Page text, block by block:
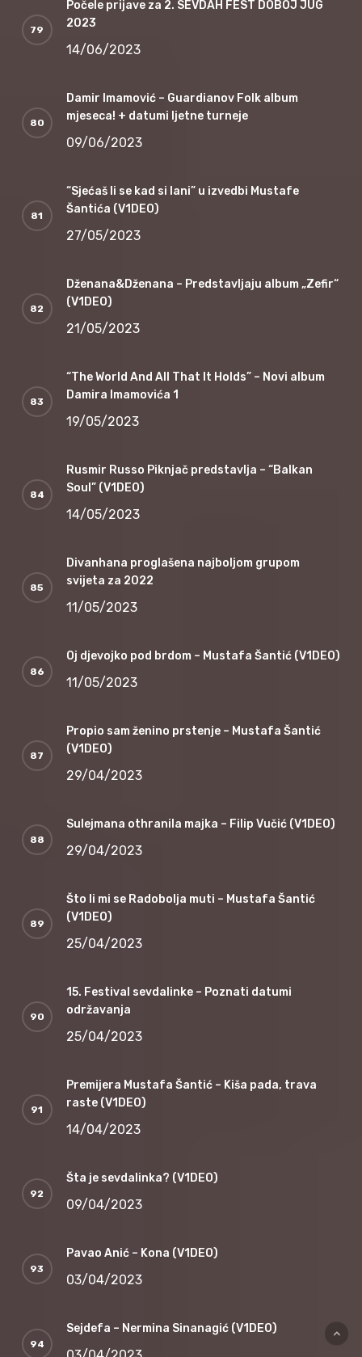
Počele prijave za 2. SEVDAH FEST DOBOJ JUG
2023
14/06/2023
Damir Imamović – Guardianov Folk album
mjeseca! + datumi ljetne turneje
09/06/2023
“Sjećaš li se kad si lani” u izvedbi Mustafe
Šantića (V1DEO)
27/05/2023
Dženana&Dženana – Predstavljaju album „Zefir“
(V1DEO)
21/05/2023
“The World And All That It Holds” – Novi album
Damira Imamovića 1
19/05/2023
Rusmir Russo Piknjač predstavlja – “Balkan
Soul” (V1DEO)
14/05/2023
Divanhana proglašena najboljom grupom
svijeta za 2022
11/05/2023
Oj djevojko pod brdom – Mustafa Šantić (V1DEO)
11/05/2023
Propio sam ženino prstenje – Mustafa Šantić
(V1DEO)
29/04/2023
Sulejmana othranila majka – Filip Vučić (V1DEO)
29/04/2023
Što li mi se Radobolja muti – Mustafa Šantić
(V1DEO)
25/04/2023
15. Festival sevdalinke – Poznati datumi
održavanja
25/04/2023
Premijera Mustafa Šantić – Kiša pada, trava
raste (V1DEO)
14/04/2023
Šta je sevdalinka? (V1DEO)
09/04/2023
Pavao Anić – Kona (V1DEO)
03/04/2023
Sejdefa – Nermina Sinanagić (V1DEO)